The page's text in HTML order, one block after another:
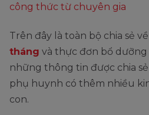
công thức từ chuyên gia
Trên đây là toàn bộ chia sẻ về
tháng và thực đơn bổ dưỡng
những thông tin được chia
phụ huynh có thêm nhiều
con.